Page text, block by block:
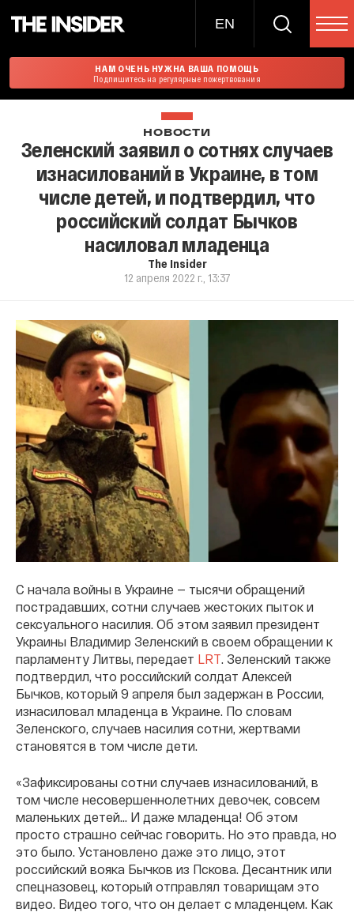
EN
НАМ ОЧЕНЬ НУЖНА ВАША ПОМОЩЬ
Подпишитесь на регулярные пожертвования
НОВОСТИ
Зеленский заявил о сотнях случаев
изнасилований в Украине, в том
числе детей, и подтвердил, что
российский солдат Бычков
насиловал младенца
The Insider
12 апреля 2022 г., 13:37
С начала войны в Украине — тысячи обращений
пострадавших, сотни случаев жестоких пыток и
сексуального насилия. Об этом заявил президент
Украины Владимир Зеленский в своем обращении к
парламенту Литвы, передает LRT. Зеленский также
подтвердил, что российский солдат Алексей
Бычков, который 9 апреля был задержан в России,
изнасиловал младенца в Украине. По словам
Зеленского, случаев насилия сотни, жертвами
становятся в том числе дети.
«Зафиксированы сотни случаев изнасилований, в
том числе несовершеннолетних девочек, совсем
маленьких детей... И даже младенца! Об этом
просто страшно сейчас говорить. Но это правда, но
это было. Установлено даже это лицо, этот
российский вояка Бычков из Пскова. Десантник или
спецназовец, который отправлял товарищам это
видео. Видео того, что он делает с младенцем. Как